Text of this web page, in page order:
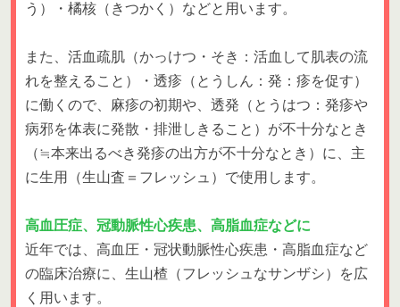
う）・橘核（きつかく）などと用います。
また、活血疏肌（かっけつ・そき：活血して肌表の流
れを整えること）・透疹（とうしん：発：疹を促す）
に働くので、麻疹の初期や、透発（とうはつ：発疹や
病邪を体表に発散・排泄しきること）が不十分なとき
（≒本来出るべき発疹の出方が不十分なとき）に、主
に生用（生山査＝フレッシュ）で使用します。
高血圧症、冠動脈性心疾患、高脂血症などに
近年では、高血圧・冠状動脈性心疾患・高脂血症など
の臨床治療に、生山楂（フレッシュなサンザシ）を広
く用います。